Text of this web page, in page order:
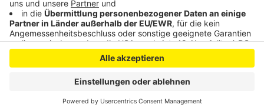
Anzeige